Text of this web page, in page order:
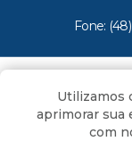
Fone:
Todos
Utilizamos
aprimorar sua
com